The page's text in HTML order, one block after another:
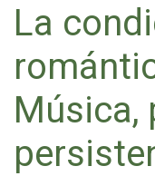
La
Música,